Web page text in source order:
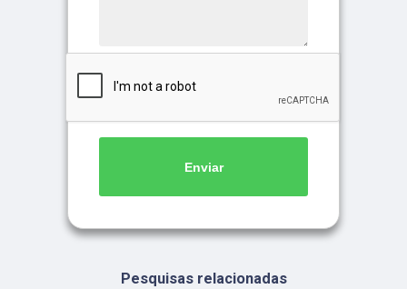
Enviar
Pesquisas relacionadas